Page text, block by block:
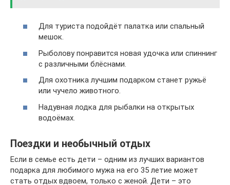
Для туриста подойдёт палатка или спальный
мешок.
Рыболову понравится новая удочка или спиннинг
с различными блёснами.
Для охотника лучшим подарком станет ружьё
или чучело животного.
Надувная лодка для рыбалки на открытых
водоёмах.
Поездки и необычный отдых
Если в семье есть дети – одним из лучших вариантов
подарка для любимого мужа на его 35 летие может
стать отдых вдвоем, только с женой. Дети – это